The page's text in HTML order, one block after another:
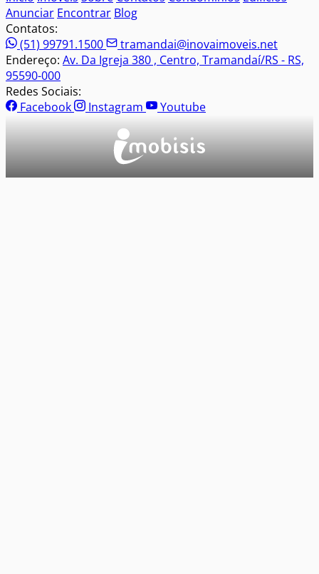
Anunciar Encontrar Blog
Contatos:
(51) 99791.1500
tramandai@inovaimoveis.net
Endereço: Av. Da Igreja 380 , Centro, Tramandaí/RS - RS,
95590-000
Redes Sociais:
Facebook
Instagram Youtube